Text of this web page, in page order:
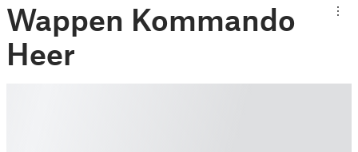
Wappen Kommando
Heer